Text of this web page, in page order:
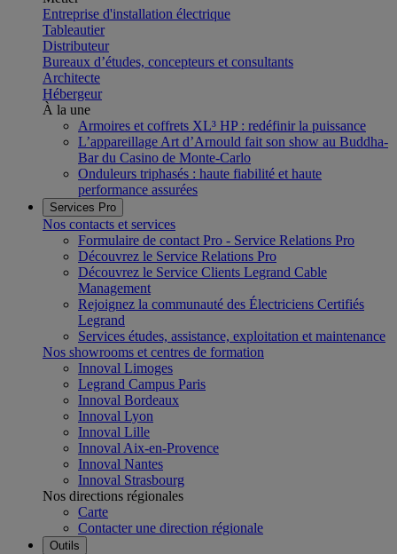
Entreprise d'installation électrique
Tableautier
Distributeur
Bureaux d’études, concepteurs et consultants
Architecte
Hébergeur
À la une
Armoires et coffrets XL³ HP : redéfinir la puissance
L’appareillage Art d’Arnould fait son show au Buddha-
Bar du Casino de Monte-Carlo
Onduleurs triphasés : haute fiabilité et haute
performance assurées
Services Pro
Nos contacts et services
Formulaire de contact Pro - Service Relations Pro
Découvrez le Service Relations Pro
Découvrez le Service Clients Legrand Cable
Management
Rejoignez la communauté des Électriciens Certifiés
Legrand
Services études, assistance, exploitation et maintenance
Nos showrooms et centres de formation
Innoval Limoges
Legrand Campus Paris
Innoval Bordeaux
Innoval Lyon
Innoval Lille
Innoval Aix-en-Provence
Innoval Nantes
Innoval Strasbourg
Nos directions régionales
Carte
Contacter une direction régionale
Outils